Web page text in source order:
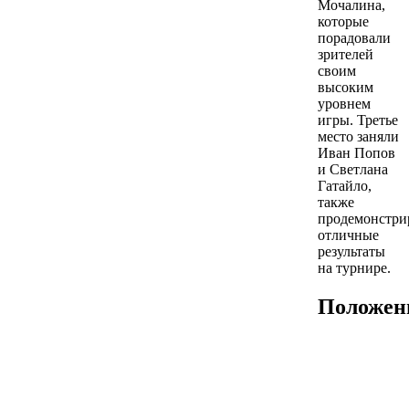
Мочалина,
которые
порадовали
зрителей
своим
высоким
уровнем
игры. Третье
место заняли
Иван Попов
и Светлана
Гатайло,
также
отличные
результаты
на турнире.